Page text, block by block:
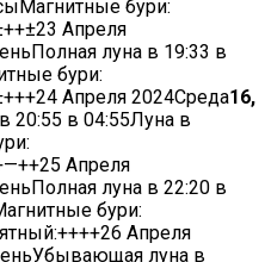
бури:
++±23 Апреля
луна в 19:33 в
бури:
+++24 Апреля 2024Среда16,
20:55 в 04:55Луна в
—++25 Апреля
луна в 22:20 в
бури:
++++26 Апреля
луна в